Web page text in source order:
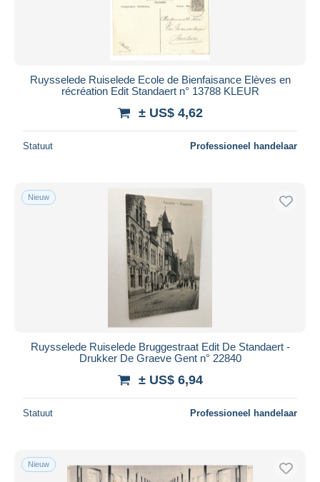
Ruysselede Ruiselede Ecole de Bienfaisance Elèves en
récréation Edit Standaert n° 13788 KLEUR
± US$ 4,62
Statuut Professioneel handelaar
Nieuw
Ruysselede Ruiselede Bruggestraat Edit De Standaert -
Drukker De Graeve Gent n° 22840
± US$ 6,94
Statuut Professioneel handelaar
Nieuw